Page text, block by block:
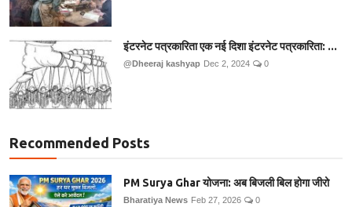
इंटरनेट पत्रकारिता एक नई दिशा इंटरनेट पत्रकारिता: ...
@Dheeraj kashyap Dec 2, 2024 0
Recommended Posts
PM Surya Ghar योजना: अब बिजली बिल होगा जीरो
Bharatiya News Feb 27, 2026 0